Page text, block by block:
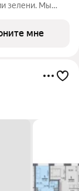
зелени. Мы
мне